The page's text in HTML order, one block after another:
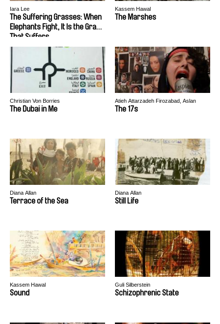
Iara Lee
The Suffering Grasses: When
Elephants Fight, It Is the Grass
That Suffers
Kassem Hawal
The Marshes
Christian Von Borries
The Dubai in Me
Atieh Attarzadeh Firozabad, Aslan
Shahebrahimi
The 17s
Diana Allan
Terrace of the Sea
Diana Allan
Still Life
Kassem Hawal
Sound
Guli Silberstein
Schizophrenic State